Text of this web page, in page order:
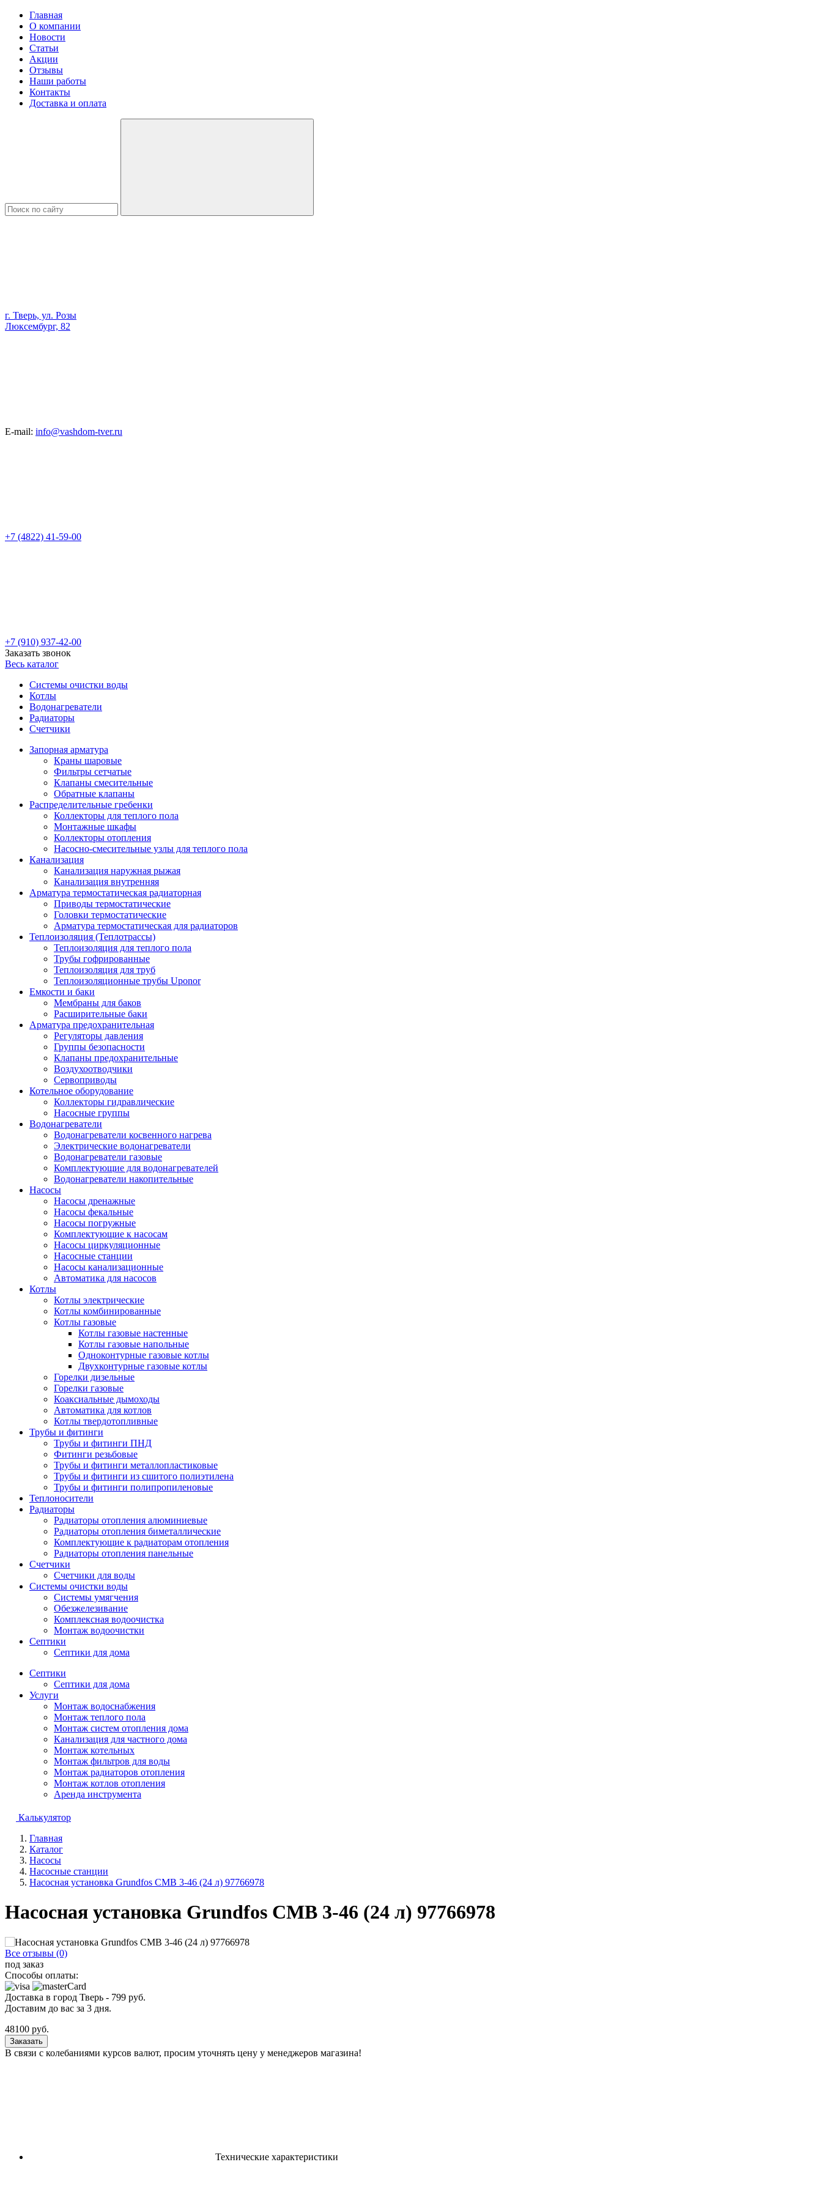
Главная
О компании
Новости
Статьи
Акции
Отзывы
Наши работы
Контакты
Доставка и оплата
г. Тверь, ул. Розы
Люксембург, 82
E-mail: info@vashdom-tver.ru
+7 (4822) 41-59-00
+7 (910) 937-42-00
Заказать звонок
Весь каталог
Системы очистки воды
Котлы
Водонагреватели
Радиаторы
Cчетчики
Запорная арматура
Краны шаровые
Фильтры сетчатые
Клапаны смесительные
Обратные клапаны
Распределительные гребенки
Коллекторы для теплого пола
Монтажные шкафы
Коллекторы отопления
Насосно-смесительные узлы для теплого пола
Канализация
Канализация наружная рыжая
Канализация внутренняя
Арматура термостатическая радиаторная
Приводы термостатические
Головки термостатические
Арматура термостатическая для радиаторов
Теплоизоляция (Теплотрассы)
Теплоизоляция для теплого пола
Трубы гофрированные
Теплоизоляция для труб
Теплоизоляционные трубы Uponor
Емкости и баки
Мембраны для баков
Расширительные баки
Арматура предохранительная
Регуляторы давления
Группы безопасности
Клапаны предохранительные
Воздухоотводчики
Сервоприводы
Котельное оборудование
Коллекторы гидравлические
Насосные группы
Водонагреватели
Водонагреватели косвенного нагрева
Электрические водонагреватели
Водонагреватели газовые
Комплектующие для водонагревателей
Водонагреватели накопительные
Насосы
Насосы дренажные
Насосы фекальные
Насосы погружные
Комплектующие к насосам
Насосы циркуляционные
Насосные станции
Насосы канализационные
Автоматика для насосов
Котлы
Котлы электрические
Котлы комбинированные
Котлы газовые
Котлы газовые настенные
Котлы газовые напольные
Одноконтурные газовые котлы
Двухконтурные газовые котлы
Горелки дизельные
Горелки газовые
Коаксиальные дымоходы
Автоматика для котлов
Котлы твердотопливные
Трубы и фитинги
Трубы и фитинги ПНД
Фитинги резьбовые
Трубы и фитинги металлопластиковые
Трубы и фитинги из сшитого полиэтилена
Трубы и фитинги полипропиленовые
Теплоносители
Радиаторы
Радиаторы отопления алюминиевые
Радиаторы отопления биметаллические
Комплектующие к радиаторам отопления
Радиаторы отопления панельные
Cчетчики
Счетчики для воды
Системы очистки воды
Системы умягчения
Обезжелезивание
Комплексная водоочистка
Монтаж водоочистки
Септики
Септики для дома
Септики
Септики для дома
Услуги
Монтаж водоснабжения
Монтаж теплого пола
Монтаж систем отопления дома
Канализация для частного дома
Монтаж котельных
Монтаж фильтров для воды
Монтаж радиаторов отопления
Монтаж котлов отопления
Аренда инструмента
Калькулятор
Главная
Каталог
Насосы
Насосные станции
Насосная установка Grundfos CMB 3-46 (24 л) 97766978
Насосная установка Grundfos CMB 3-46 (24 л) 97766978
Все отзывы (0)
под заказ
Способы оплаты:
Доставка в город Тверь - 799 руб.
Доставим до вас за 3 дня.
48100 руб.
Заказать
В связи с колебаниями курсов валют, просим уточнять цену у менеджеров магазина!
Технические характеристики